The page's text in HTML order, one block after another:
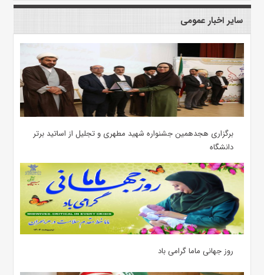
سایر اخبار عمومی
برگزاری هجدهمین جشنواره شهید مطهری و تجلیل از اساتید برتر
دانشگاه
روز جهانی ماما گرامی باد